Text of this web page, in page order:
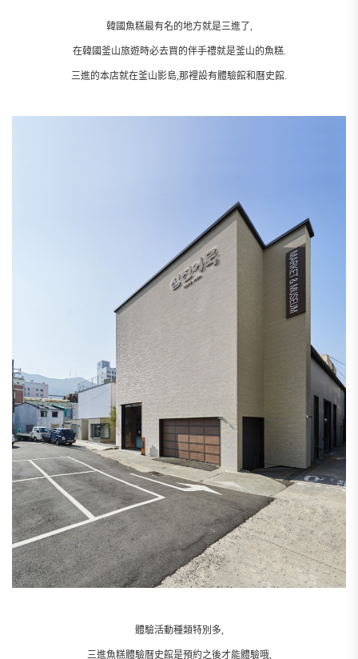
韓國魚糕最有名的地方就是三進了,
在韓國釜山旅遊時必去買的伴手禮就是釜山的魚糕.
三進的本店就在釜山影島,那裡設有體驗館和曆史館.
體驗活動種類特別多,
三進魚糕體驗曆史館是預約之後才能體驗哦,